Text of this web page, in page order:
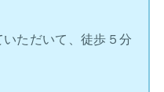
ただいて、徒歩５分